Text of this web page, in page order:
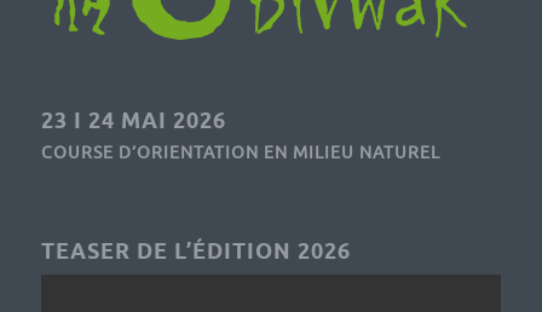
23 I 24 MAI 2026
COURSE D’ORIENTATION EN MILIEU NATUREL
TEASER DE L’ÉDITION 2026